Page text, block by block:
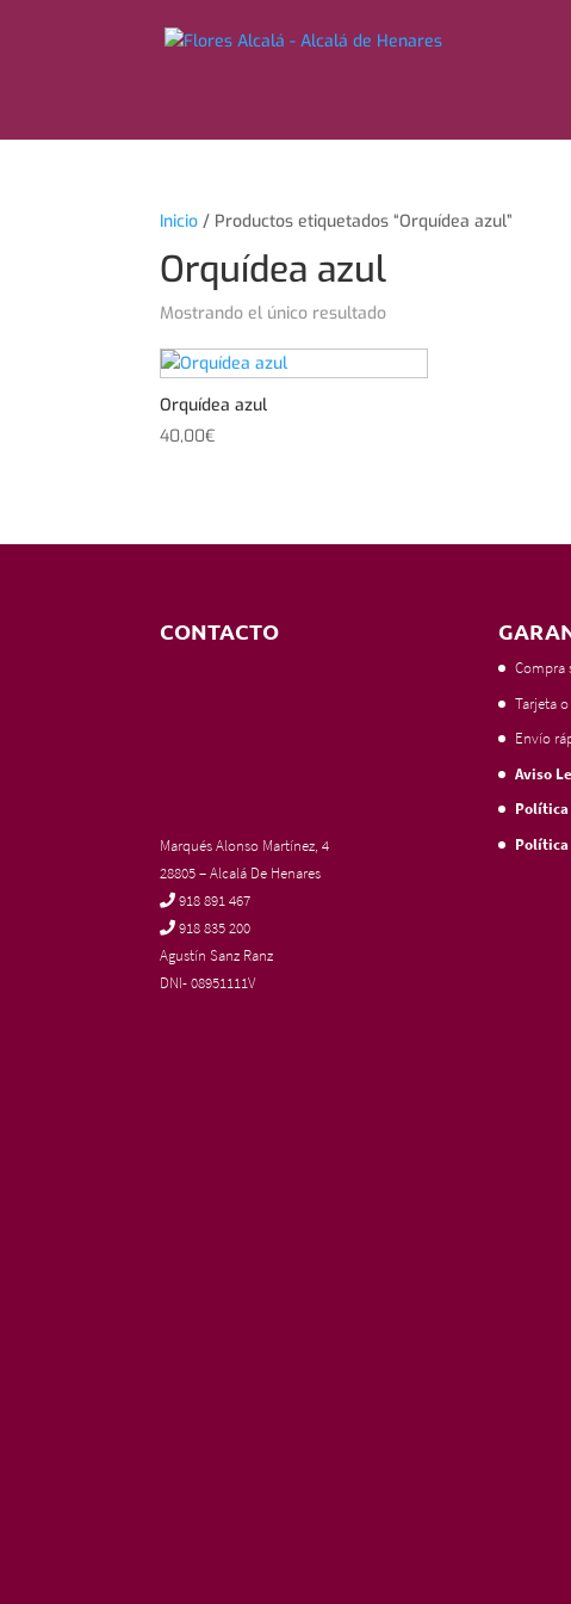
Inicio / Productos etiquetados “Orquídea azul”
Orquídea azul
Mostrando el único resultado
Orquídea azul
40,00€
CONTACTO
Marqués Alonso Martínez, 4
28805 – Alcalá De Henares
918 891 467
918 835 200
Agustín Sanz Ranz
DNI- 08951111V
Compra
Tarjeta
Envío
Aviso
Política
Política